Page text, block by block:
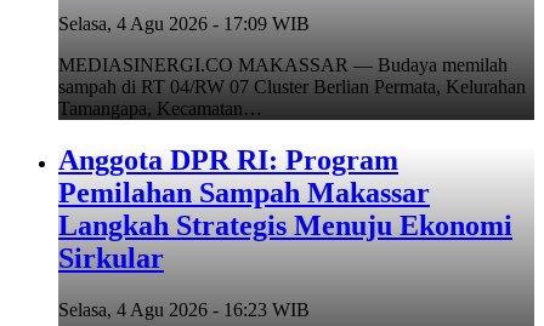
Selasa, 4 Agu 2026 - 17:09 WIB
MEDIASINERGI.CO MAKASSAR — Budaya memilah
sampah di RT 04/RW 07 Cluster Berlian Permata, Kelurahan
Tamangapa, Kecamatan…
Anggota DPR RI: Program
Pemilahan Sampah Makassar
Langkah Strategis Menuju Ekonomi
Sirkular
Selasa, 4 Agu 2026 - 16:23 WIB